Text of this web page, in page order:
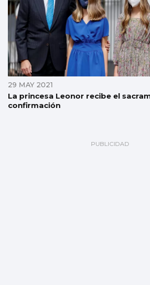
29 MAY 2021
La princesa Leonor recibe el
confirmación